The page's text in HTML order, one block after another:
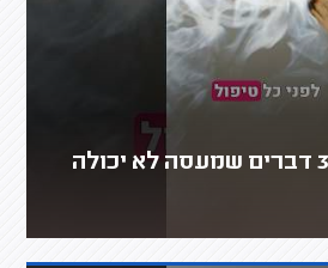
סודות המקצוע: 3 דברים שמעסה לא יכולה